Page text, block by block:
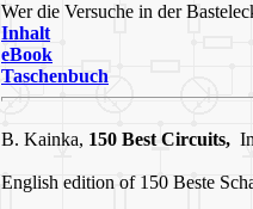
Wer die Versuche in der
Inhalt
eBook
Taschenbuch
B. Kainka, 150 Best Circuits,
English edition of 150 Beste